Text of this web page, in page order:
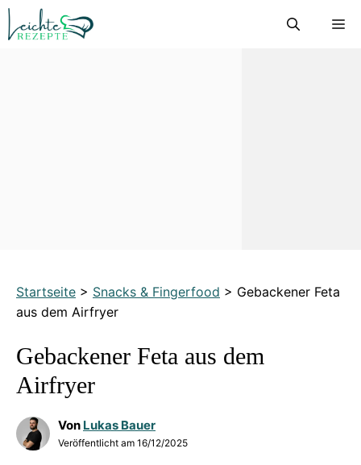
Zum
Inhalt
Startseite > Snacks & Fingerfood > Gebackener Feta
aus dem Airfryer
Gebackener Feta aus dem
Airfryer
Von Lukas Bauer
Veröffentlicht am 16/12/2025